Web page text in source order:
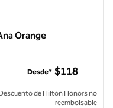
Orange
Desde* $118
de Hilton Honors no
reembolsable